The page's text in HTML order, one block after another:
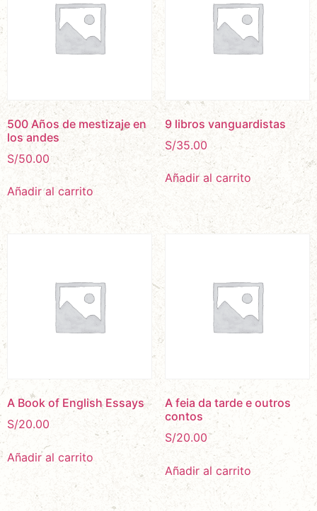
500 Años de mestizaje en
los andes
S/50.00
Añadir al carrito
9 libros vanguardistas
S/35.00
Añadir al carrito
A Book of English Essays
S/20.00
Añadir al carrito
A feia da tarde e outros
contos
S/20.00
Añadir al carrito